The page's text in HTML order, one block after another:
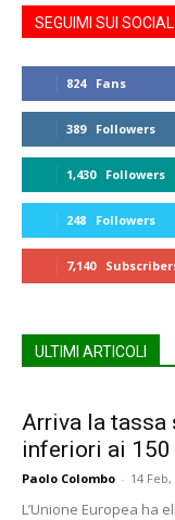
SEGUIMI SUI SOCIAL
824 Fans
389 Followers
1,430 Followers
248 Followers
7,140
ULTIMI ARTICOLI
Arriva la
inferiori ai 150
Paolo Colombo - 14 Feb,
L’Unione Europea ha